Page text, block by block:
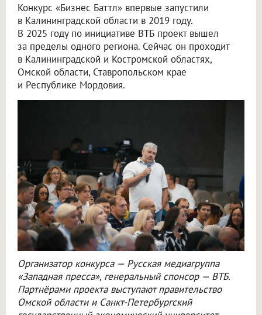
Конкурс «Бизнес Баттл» впервые запустили
в Калининградской области в 2019 году.
В 2025 году по инициативе ВТБ проект вышел
за пределы одного региона. Сейчас он проходит
в Калининградской и Костромской областях,
Омской области, Ставропольском крае
и Республике Мордовия.
Организатор конкурса — Русская медиагруппа
«Западная пресса», генеральный спонсор — ВТБ.
Партнёрами проекта выступают правительство
Омской области и Санкт-Петербургский